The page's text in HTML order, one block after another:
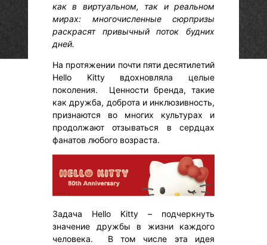
как в виртуальном, так и реальном
мирах: многочисленные сюрпризы
раскрасят привычный поток будних
дней.
На протяжении почти пяти десятилетий
Hello Kitty вдохновляла целые
поколения. Ценности бренда, такие
как дружба, доброта и инклюзивность,
признаются во многих культурах и
продолжают отзываться в сердцах
фанатов любого возраста.
Задача Hello Kitty – подчеркнуть
значение дружбы в жизни каждого
человека. В том числе эта идея